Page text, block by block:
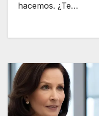
hacemos. ¿Te…